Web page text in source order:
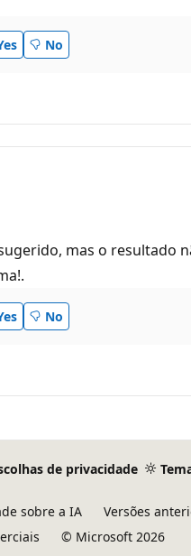
No
mas o resultado
No
de privacidade
sobre a IA Versões
© Microsoft 2026